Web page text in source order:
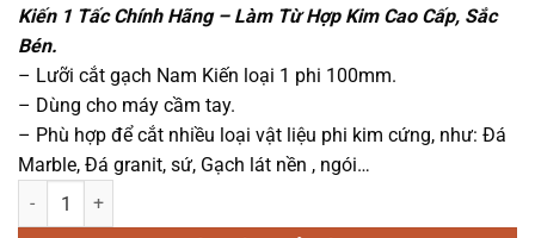
52.000₫.là:
Kiến 1 Tấc Chính Hãng – Làm Từ Hợp Kim Cao Cấp, Sắc
Bén.
– Lưỡi cắt gạch Nam Kiến loại 1 phi 100mm.
– Dùng cho máy cầm tay.
– Phù hợp để cắt nhiều loại vật liệu phi kim cứng, như: Đá
Marble, Đá granit, sứ, Gạch lát nền , ngói…
Lưỡi Cắt Gạch Nam Kiến Viền Bạc số lượng